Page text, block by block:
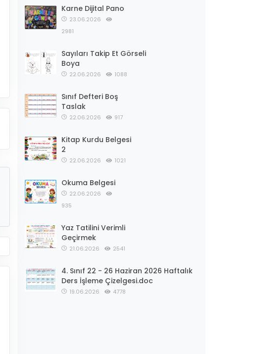
Karne Dijital Pano
23.06.2026
2981
Sayıları Takip Et Görseli
Boya
22.06.2026 1088
Sınıf Defteri Boş
Taslak
22.06.2026 917
Kitap Kurdu Belgesi
2
22.06.2026 1021
Okuma Belgesi
22.06.2026
935
Yaz Tatilini Verimli
Geçirmek
21.06.2026 2541
4. Sınıf 22 - 26 Haziran 2026 Haftalık
Ders İşleme Çizelgesi.doc
19.06.2026 4778